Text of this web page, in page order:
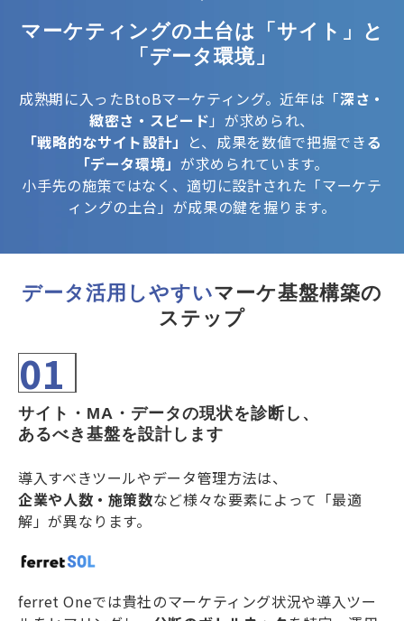
マーケティングの土台は「サイト」と
「データ環境」
成熟期に入ったBtoBマーケティング。近年は「深さ・
緻密さ・スピード 」が求められ、
「戦略的なサイト設計」 と、成果を数値で把握できる
「データ環境」が求められています。
小手先の施策ではなく、適切に設計された「マーケテ
ィングの土台」が成果の鍵を握ります。
データ活用しやすいマーケ基盤構築の
ステップ
01
サイト・MA・データの現状を診断し、
あるべき基盤を設計します
導入すべきツールやデータ管理方法は、
企業や人数・施策数など様々な要素によって「最適
解」が異なります。
ferret Oneでは貴社のマーケティング状況や導入ツー